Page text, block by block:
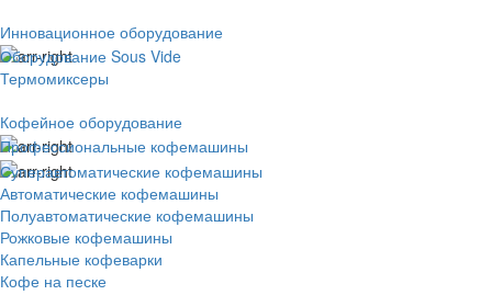
Инновационное оборудование
Оборудование Sous Vide
Термомиксеры
Кофейное оборудование
Профессиональные кофемашины
Суперавтоматические кофемашины
Автоматические кофемашины
Полуавтоматические кофемашины
Рожковые кофемашины
Капельные кофеварки
Кофе на песке